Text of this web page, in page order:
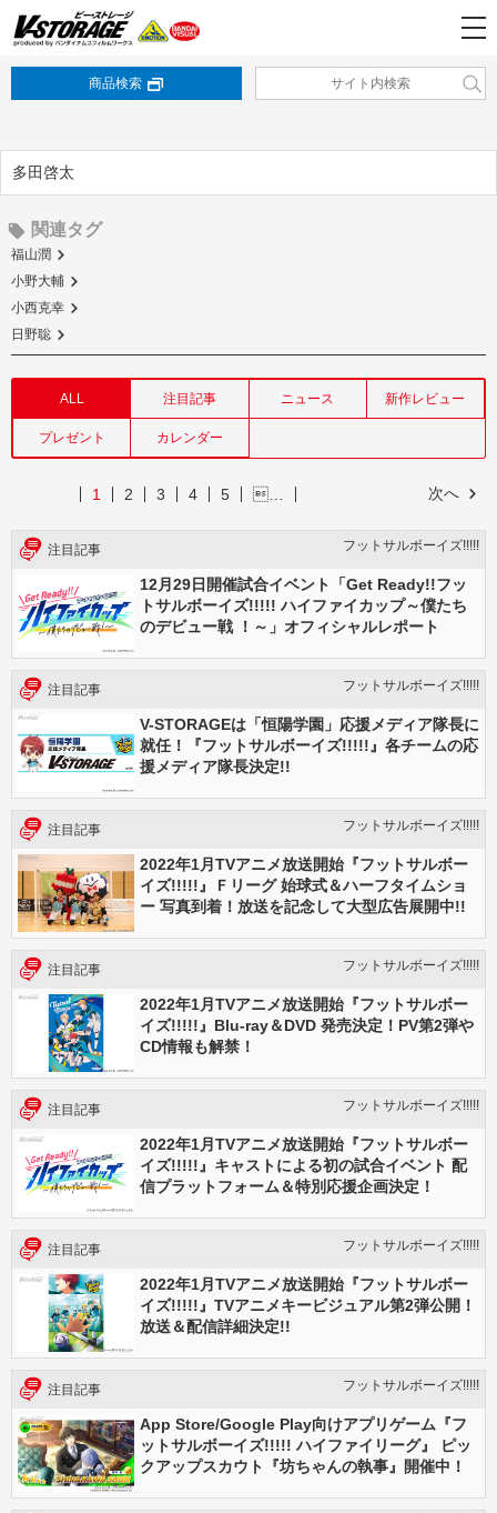
商品検索
多田啓太
関連タグ
福山潤
小野大輔
小西克幸
日野聡
ALL 注目記事 ニュース 新作レビュー
プレゼント カレンダー
次へ
1 2 3 4 5 …
注目記事 フットサルボーイズ!!!!!
12月29日開催試合イベント「Get Ready!!フッ
トサルボーイズ!!!!! ハイファイカップ～僕たち
のデビュー戦 ！～」オフィシャルレポート
注目記事 フットサルボーイズ!!!!!
V-STORAGEは「恒陽学園」応援メディア隊長に
就任！『フットサルボーイズ!!!!!』各チームの応
援メディア隊長決定!!
注目記事 フットサルボーイズ!!!!!
2022年1月TVアニメ放送開始『フットサルボー
イズ!!!!!』Ｆリーグ 始球式＆ハーフタイムショ
ー 写真到着！放送を記念して大型広告展開中!!
注目記事 フットサルボーイズ!!!!!
2022年1月TVアニメ放送開始『フットサルボー
イズ!!!!!』Blu-ray＆DVD 発売決定！PV第2弾や
CD情報も解禁！
注目記事 フットサルボーイズ!!!!!
2022年1月TVアニメ放送開始『フットサルボー
イズ!!!!!』キャストによる初の試合イベント 配
信プラットフォーム＆特別応援企画決定！
注目記事 フットサルボーイズ!!!!!
2022年1月TVアニメ放送開始『フットサルボー
イズ!!!!!』TVアニメキービジュアル第2弾公開！
放送＆配信詳細決定!!
注目記事 フットサルボーイズ!!!!!
App Store/Google Play向けアプリゲーム『フ
ットサルボーイズ!!!!! ハイファイリーグ』 ピッ
クアップスカウト『坊ちゃんの執事』開催中！